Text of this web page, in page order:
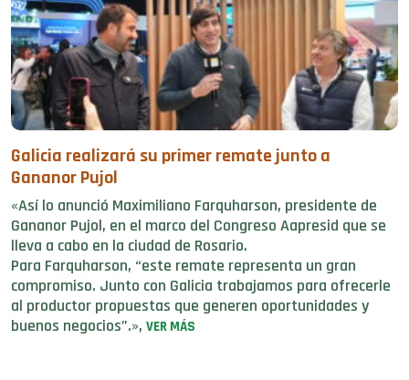
Galicia realizará su primer remate junto a
Gananor Pujol
«Así lo anunció Maximiliano Farquharson, presidente de
Gananor Pujol, en el marco del Congreso Aapresid que se
lleva a cabo en la ciudad de Rosario.
Para Farquharson, “este remate representa un gran
compromiso. Junto con Galicia trabajamos para ofrecerle
al productor propuestas que generen oportunidades y
buenos negocios”.», VER MÁS